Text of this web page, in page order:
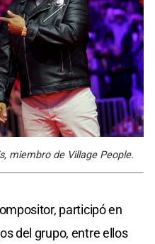
miembro de Village People.
participó en
del grupo, entre ellos